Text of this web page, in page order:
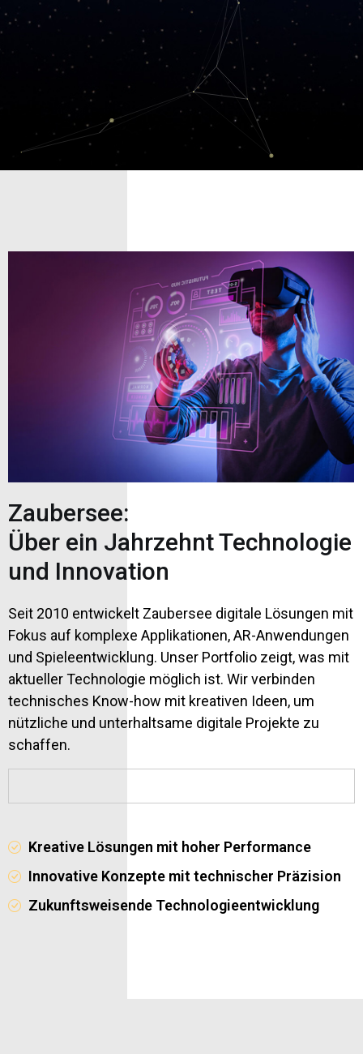
Zaubersee:
Über ein Jahrzehnt Technologie
und Innovation
Seit 2010 entwickelt Zaubersee digitale Lösungen mit
Fokus auf komplexe Applikationen, AR-Anwendungen
und Spieleentwicklung. Unser Portfolio zeigt, was mit
aktueller Technologie möglich ist. Wir verbinden
technisches Know-how mit kreativen Ideen, um
nützliche und unterhaltsame digitale Projekte zu
schaffen.
Kreative Lösungen mit hoher Performance
Innovative Konzepte mit technischer Präzision
Zukunftsweisende Technologieentwicklung